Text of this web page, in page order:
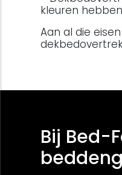
kleuren
Aan al die
Bij Bed-